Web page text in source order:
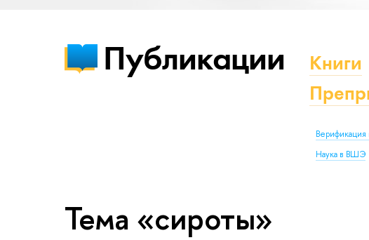
Публикации Книги
Верификация
Наука в ВШЭ
Тема «сироты»